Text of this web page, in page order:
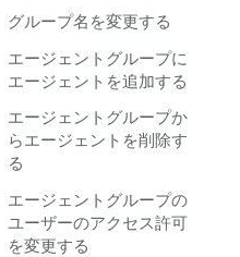
グループ名を変更する
エージェントグループに
エージェントを追加する
エージェントグループか
らエージェントを削除す
る
エージェントグループの
ユーザーのアクセス許可
を変更する